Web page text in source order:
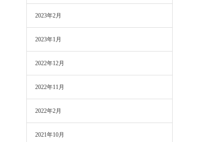
2023年2月
2023年1月
2022年12月
2022年11月
2022年2月
2021年10月